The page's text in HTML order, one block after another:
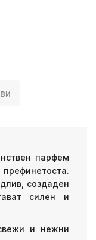
парфем
префинетоста.
создаден
силен и
и нежни